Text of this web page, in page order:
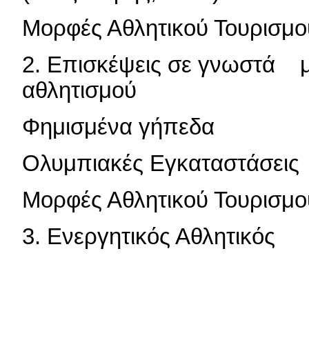
Μορφές Αθλητικού
2. Επισκέψεις σε γνωστά
αθλητισμού
Φημισμένα γήπεδα
Ολυμπιακές Εγκαταστάσεις
Μορφές Αθλητικού
3. Ενεργητικός Αθλητικός